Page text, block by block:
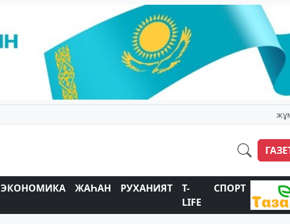
ЭКОНОМИКА ЖАҺАН РУХАНИЯТ
T-
LIFE
СПОРТ